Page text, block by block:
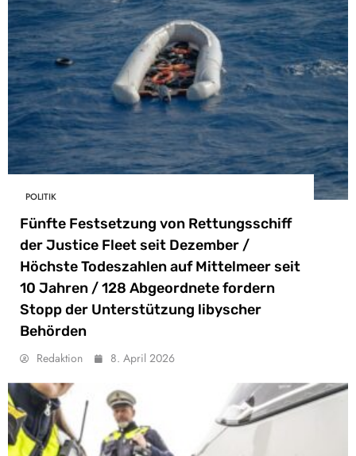
POLITIK
Fünfte Festsetzung von Rettungsschiff
der Justice Fleet seit Dezember /
Höchste Todeszahlen auf Mittelmeer seit
10 Jahren / 128 Abgeordnete fordern
Stopp der Unterstützung libyscher
Behörden
Redaktion 8. April 2026